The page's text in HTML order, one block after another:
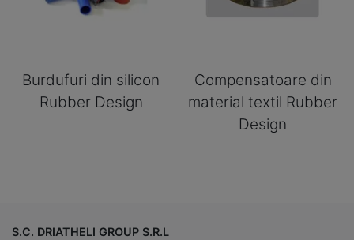
Burdufuri din silicon
Rubber Design
Compensatoare din
material textil Rubber
Design
S.C. DRIATHELI GROUP S.R.L